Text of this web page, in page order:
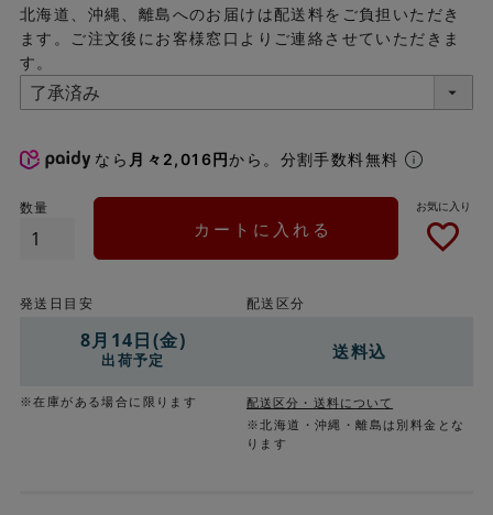
北海道、沖縄、離島へのお届けは配送料をご負担いただき
ます。ご注文後にお客様窓口よりご連絡させていただきま
す。
なら 月々2,016円から。分割手数料無料
カートに入れる
発送日目安
8月14日(金)
出荷予定
※在庫がある場合に限ります
配送区分
送料込
配送区分・送料について
※北海道・沖縄・離島は別料金とな
ります